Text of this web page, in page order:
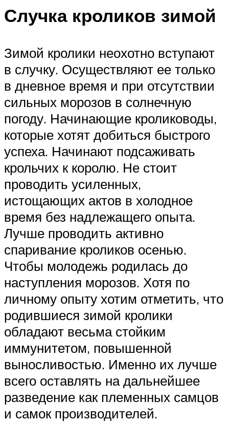
Случка кроликов зимой
Зимой кролики неохотно вступают
в случку. Осуществляют ее только
в дневное время и при отсутствии
сильных морозов в солнечную
погоду. Начинающие кролиководы,
которые хотят добиться быстрого
успеха. Начинают подсаживать
крольчих к королю. Не стоит
проводить усиленных,
истощающих актов в холодное
время без надлежащего опыта.
Лучше проводить активно
спаривание кроликов осенью.
Чтобы молодежь родилась до
наступления морозов. Хотя по
личному опыту хотим отметить, что
родившиеся зимой кролики
обладают весьма стойким
иммунитетом, повышенной
выносливостью. Именно их лучше
всего оставлять на дальнейшее
разведение как племенных самцов
и самок производителей.